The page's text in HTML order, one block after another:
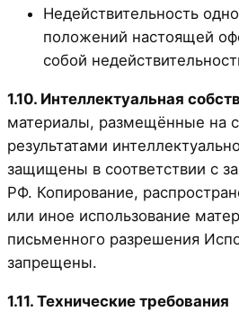
Недействительность
положений настоящей
собой
1.10. Интеллектуальная
материалы, размещённые на
результатами
защищены в соответствии с
РФ. Копирование,
или иное использование
письменного разрешения
запрещены.
1.11. Технические требования